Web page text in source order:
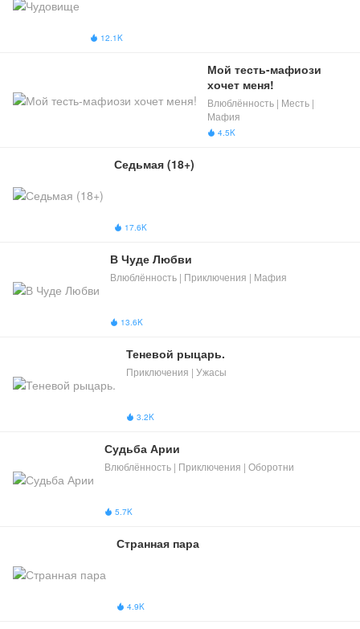
 12.1K
Мой тесть-мафиози
хочет меня!
Влюблённость | Месть |
Мафия
 4.5K
Седьмая (18+)
 17.6K
В Чуде Любви
Влюблённость | Приключения | Мафия
 13.6K
Теневой рыцарь.
Приключения | Ужасы
 3.2K
Судьба Арии
Влюблённость | Приключения | Оборотни
 5.7K
Странная пара
 4.9K